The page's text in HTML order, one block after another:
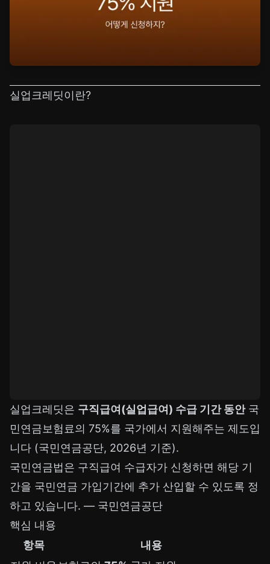
실업크레딧이란?
실업크레딧은 구직급여(실업급여) 수급 기간 동안국
민연금보험료의 75%를 국가에서 지원해주는 제도입
니다 (국민연금공단, 2026년 기준).
국민연금법은 구직급여 수급자가 신청하면 해당 기
간을 국민연금 가입기간에 추가 산입할 수 있도록 정
하고 있습니다. — 국민연금공단
핵심 내용
항목
내용